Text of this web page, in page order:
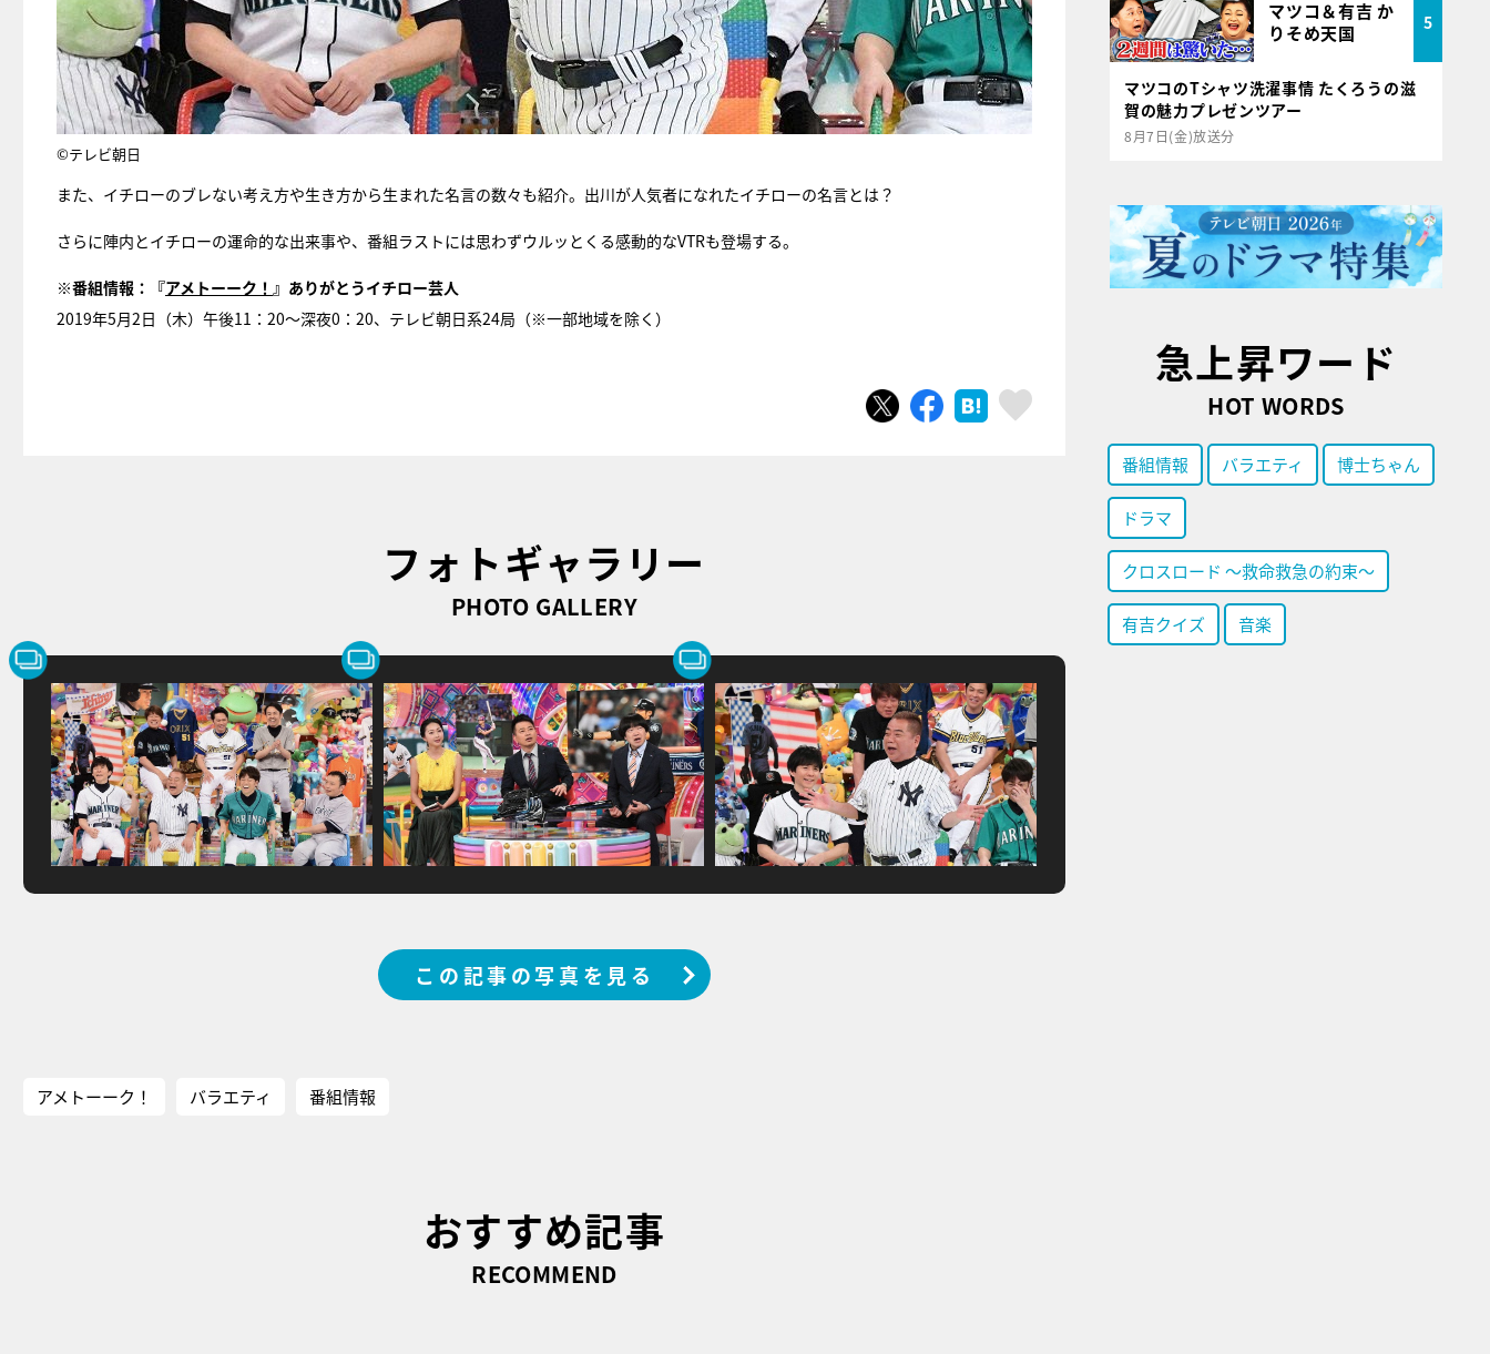
©テレビ朝日
また、イチローのブレない考え方や生き方から生まれた名言の数々も紹介。出川が人気者になれたイチローの名言とは？
さらに陣内とイチローの運命的な出来事や、番組ラストには思わずウルッとくる感動的なVTRも登場する。
※番組情報：『アメトーーク！ 』ありがとうイチロー芸人
2019年5月2日（木）午後11：20～深夜0：20、テレビ朝日系24局（※一部地域を除く）
ツイートシェア はてブ
フォトギャラリー
PHOTO GALLERY
この記事の写真を見る
アメトーーク！ バラエティ 番組情報
おすすめ記事
RECOMMEND
マツコ＆有吉 か
りそめ天国
5
マツコのTシャツ洗濯事情 たくろうの滋
賀の魅力プレゼンツアー
8月7日(金)放送分
急上昇ワード
HOT WORDS
番組情報 バラエティ 博士ちゃん
ドラマ
クロスロード ～救命救急の約束～
有吉クイズ 音楽